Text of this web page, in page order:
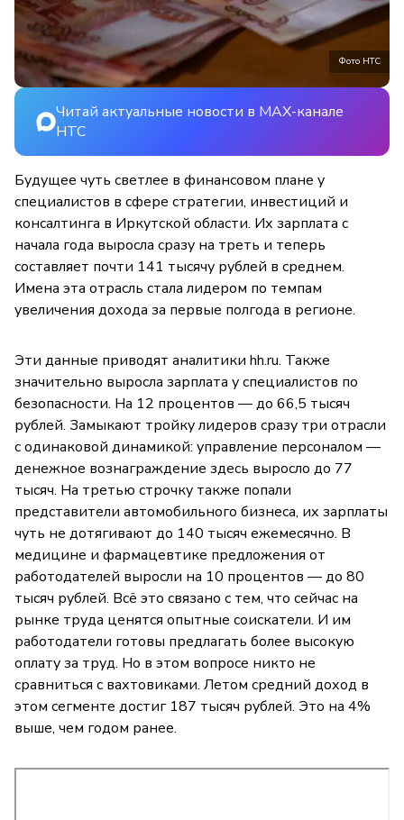
Фото НТС
Читай актуальные новости в MAX-канале
НТС
Будущее чуть светлее в финансовом плане у
специалистов в сфере стратегии, инвестиций и
консалтинга в Иркутской области. Их зарплата с
начала года выросла сразу на треть и теперь
составляет почти 141 тысячу рублей в среднем.
Имена эта отрасль стала лидером по темпам
увеличения дохода за первые полгода в регионе.
Эти данные приводят аналитики hh.ru. Также
значительно выросла зарплата у специалистов по
безопасности. На 12 процентов — до 66,5 тысяч
рублей. Замыкают тройку лидеров сразу три отрасли
с одинаковой динамикой: управление персоналом —
денежное вознаграждение здесь выросло до 77
тысяч. На третью строчку также попали
представители автомобильного бизнеса, их зарплаты
чуть не дотягивают до 140 тысяч ежемесячно. В
медицине и фармацевтике предложения от
работодателей выросли на 10 процентов — до 80
тысяч рублей. Всё это связано с тем, что сейчас на
рынке труда ценятся опытные соискатели. И им
работодатели готовы предлагать более высокую
оплату за труд. Но в этом вопросе никто не
сравниться с вахтовиками. Летом средний доход в
этом сегменте достиг 187 тысяч рублей. Это на 4%
выше, чем годом ранее.